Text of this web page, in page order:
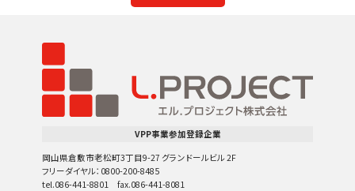
VPP事業参加登録企業
岡山県倉敷市老松町3丁目9-27 グランドールビル 2F
フリーダイヤル：0800-200-8485
tel.086-441-8801 fax.086-441-8081